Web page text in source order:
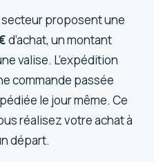
proposent une
d’achat, un montant
valise. L’expédition
commande passée
le jour même. Ce
réalisez votre achat à
départ.